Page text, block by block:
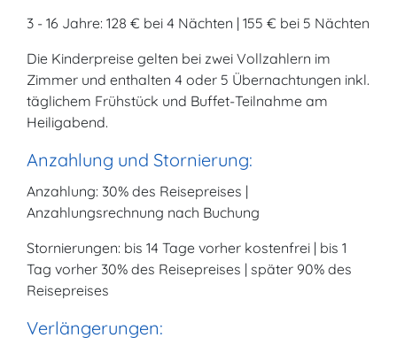
3 - 16 Jahre: 128 € bei 4 Nächten | 155 € bei 5 Nächten
Die Kinderpreise gelten bei zwei Vollzahlern im
Zimmer und enthalten 4 oder 5 Übernachtungen inkl.
täglichem Frühstück und Buffet-Teilnahme am
Heiligabend.
Anzahlung und Stornierung:
Anzahlung: 30% des Reisepreises |
Anzahlungsrechnung nach Buchung
Stornierungen: bis 14 Tage vorher kostenfrei | bis 1
Tag vorher 30% des Reisepreises | später 90% des
Reisepreises
Verlängerungen: